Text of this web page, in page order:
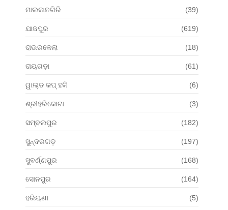
ମାଲକାନଗିରି (39)
ଯାଜପୁର (619)
ରାଉରକେଲା (18)
ରାୟଗଡ଼ା (61)
ୱାଲ୍ଡ କପ୍ ହକି (6)
ଶ୍ରୀହରିକୋଟା (3)
ସମ୍ବଲପୁର (182)
ସୁନ୍ଦରଗଡ଼ (197)
ସୁବର୍ଣ୍ଣପୁର (168)
ସୋନପୁର (164)
ହରିୟଣା (5)